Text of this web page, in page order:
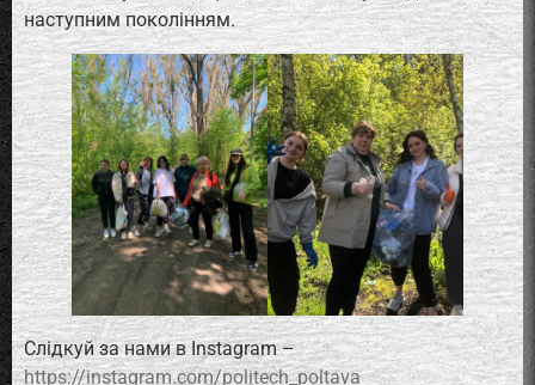
наступним поколінням.
Слідкуй за нами в Instagram –
https://instagram.com/politech_poltava